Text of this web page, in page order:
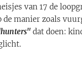
van 17 de
manier zoals
dat doen: